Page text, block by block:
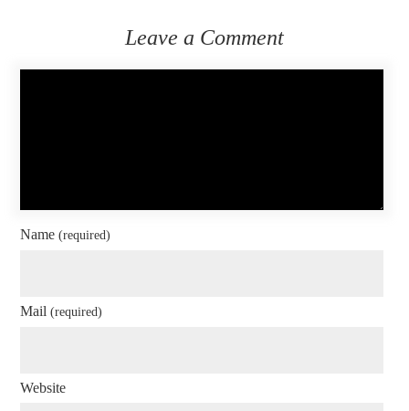
Leave a Comment
Name(required)
Mail(required)
Website